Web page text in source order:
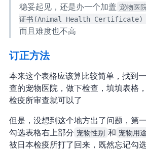
稳妥起见，还是办一个加盖 宠物医
证书(Animal Health Certificate)
而且难度也不高
订正方法
本来这个 Form AC 表格应该算比较简单，找
查的宠物医院，做下检查，填填表格
检疫所审查就可以了
但是，没想到这个地方出了问题，第
勾选表格右上部分 宠物性别 和 宠物用途
被日本检疫所打了回来，既然忘记勾